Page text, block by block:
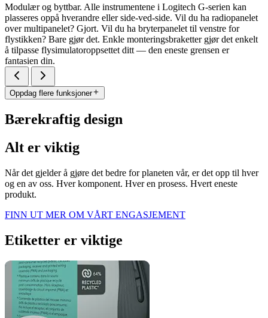
Modulær og byttbar. Alle instrumentene i Logitech G-serien kan
plasseres oppå hverandre eller side-ved-side. Vil du ha radiopanelet
over multipanelet? Gjort. Vil du ha bryterpanelet til venstre for
flystikken? Bare gjør det. Enkle monteringsbraketter gjør det enkelt
å tilpasse flysimulatoroppsettet ditt — den eneste grensen er
fantasien din.
Oppdag flere funksjoner
Bærekraftig design
Alt er viktig
Når det gjelder å gjøre det bedre for planeten vår, er det opp til hver
og en av oss. Hver komponent. Hver en prosess. Hvert eneste
produkt.
FINN UT MER OM VÅRT ENGASJEMENT
Etiketter er viktige